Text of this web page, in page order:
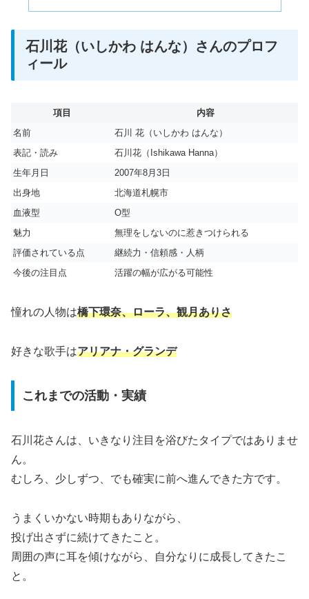
石川花（いしかわ はんな）さんのプロフ
ィール
項目
内容
名前
石川 花（いしかわ はんな）
表記・読み
石川花（Ishikawa Hanna）
生年月日
2007年8月3日
出身地
北海道札幌市
血液型
O型
魅力
無理をしないのに惹きつけられる
評価されている点
継続力・信頼感・人柄
今後の注目点
活躍の幅が広がる可能性
憧れの人物は橋下環奈、ローラ、観月ありさ
好きな歌手はアリアナ・グランデ
これまでの活動・実績
石川花さんは、いきなり注目を浴びたタイプではありませ
ん。
むしろ、少しずつ、でも確実に前へ進んできた方です。
うまくいかない時期もありながら、
投げ出さずに続けてきたこと。
周囲の声に耳を傾けながら、自分なりに成長してきたこ
と。